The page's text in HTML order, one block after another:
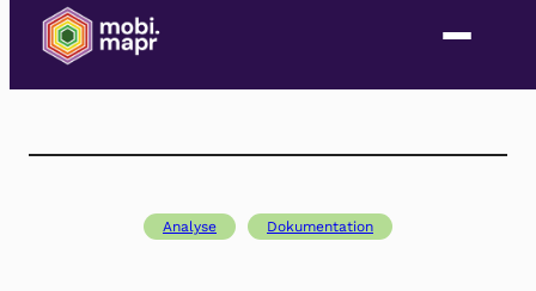
Analyse Dokumentation